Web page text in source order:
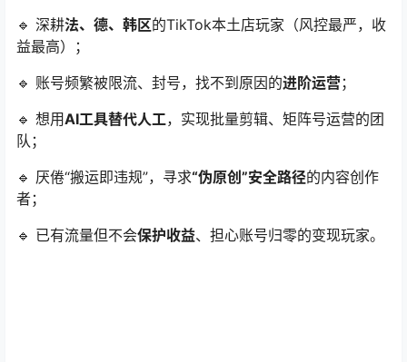
🔹 深耕法、德、韩区的TikTok本土店玩家（风控最严，收
益最高）；
🔹 账号频繁被限流、封号，找不到原因的进阶运营；
🔹 想用AI工具替代人工，实现批量剪辑、矩阵号运营的团
队；
🔹 厌倦“搬运即违规”，寻求“伪原创”安全路径的内容创作
者；
🔹 已有流量但不会保护收益、担心账号归零的变现玩家。